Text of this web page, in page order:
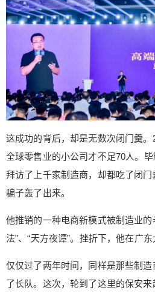
这成功的背后，却是无数次闭门羹
全球零售业的小公司才不足70人。
拜访了上千家制造商，却都吃了闭
骗子轰了出来。
他推销的一种电商新模式被制造业的
法”、“天方夜谭”。挫折下，他在广
仅仅过了两年时间，同样是那些制
了长队。这次，轮到了这里的保安
蝴蝶。 这只“蝴蝶”，就是必
o Manufacturer ，用户直连
式， 能让你只用199元钱，
的衬衫； 只用200多元就能
鞋； 只用200多元就能买到
△海蓝之谜LA MER制造商生
9元，而市场价1200元+ △依
纯钛近视眼镜仅需279元，而
元，而市场价需要1200元+
机 这只“蝴蝶”听着匪夷所思
牛在哪里？ 背后到底有何玄
这样到达消费者手中的 ↓↓↓
几万块的奢侈品，成本也就
明的这种全新的方法，让用
砍掉，用户只用原来商品价
到全世界最好的产品了。 而